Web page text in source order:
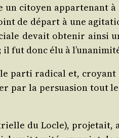
un citoyen appar­te­nant
de départ à une
devait obte­nir ain­si
fut donc élu à
par­ti radi­cal et,
par la per­sua­sion tout
du Locle), pro­je­tait,